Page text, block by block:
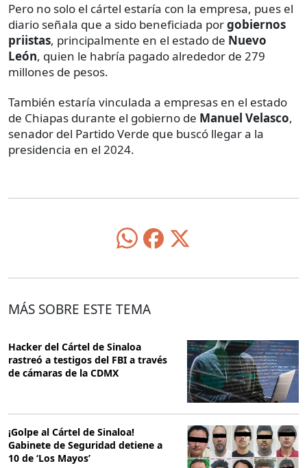
Pero no solo el cártel estaría con la empresa, pues el
diario señala que a sido beneficiada porgobiernos
priistas, principalmente en el estado de Nuevo
León, quien le habría pagado alrededor de 279
millones de pesos.
También estaría vinculada a empresas en el estado
de Chiapas durante el gobierno de Manuel Velasco,
senador del Partido Verde que buscó llegar a la
presidencia en el 2024.
MÁS SOBRE ESTE TEMA
Hacker del Cártel de Sinaloa
rastreó a testigos del FBI a través
de cámaras de la CDMX
¡Golpe al Cártel de Sinaloa!
Gabinete de Seguridad detiene a
10 de ‘Los Mayos’